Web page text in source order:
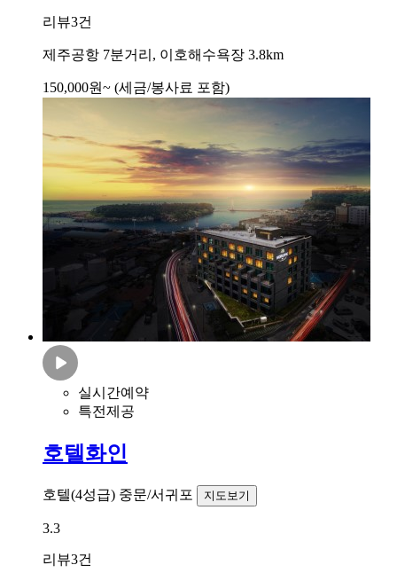
리뷰3건
제주공항 7분거리, 이호해수욕장 3.8km
150,000원~ (세금/봉사료 포함)
실시간예약
특전제공
호텔화인
호텔(4성급) 중문/서귀포 지도보기
3.3
리뷰3건